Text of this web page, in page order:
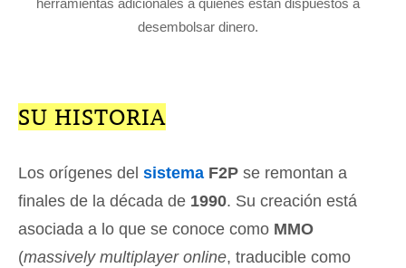
herramientas adicionales a quienes están dispuestos a
desembolsar dinero.
SU HISTORIA
Los orígenes del sistema F2P se remontan a
finales de la década de 1990. Su creación está
asociada a lo que se conoce como MMO
(massively multiplayer online, traducible como